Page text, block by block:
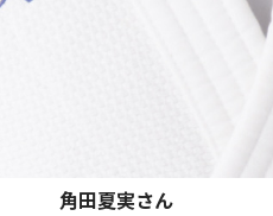
角田夏実さん